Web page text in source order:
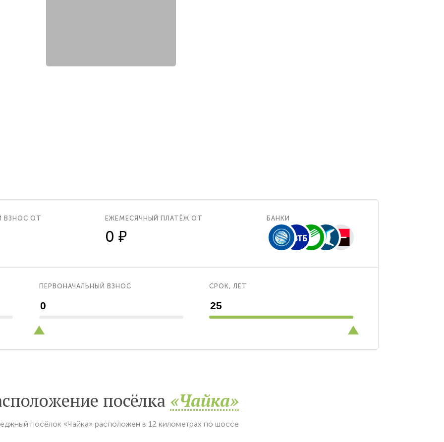
ВЗНОС ОТ ЕЖЕМЕСЯЧНЫЙ ПЛАТЁЖ ОТ
0 ₽
БАНКИ
ПЕРВОНАЧАЛЬНЫЙ ВЗНОС СРОК, ЛЕТ
посёлка «Чайка»
посёлок «Чайка» расположен в 12 километрах по шоссе